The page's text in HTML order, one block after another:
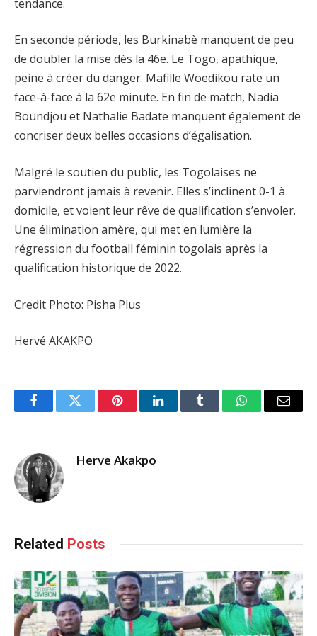
tendance.
En seconde période, les Burkinabè manquent de peu
de doubler la mise dès la 46e. Le Togo, apathique,
peine à créer du danger. Mafille Woedikou rate un
face-à-face à la 62e minute. En fin de match, Nadia
Boundjou et Nathalie Badate manquent également de
concriser deux belles occasions d’égalisation.
Malgré le soutien du public, les Togolaises ne
parviendront jamais à revenir. Elles s’inclinent 0-1 à
domicile, et voient leur rêve de qualification s’envoler.
Une élimination amère, qui met en lumière la
régression du football féminin togolais après la
qualification historique de 2022.
Credit Photo: Pisha Plus
Hervé AKAKPO
FacebookTwitter PinterestLinkedInTumblr WhatsAppEmail
Herve Akakpo
Related Posts